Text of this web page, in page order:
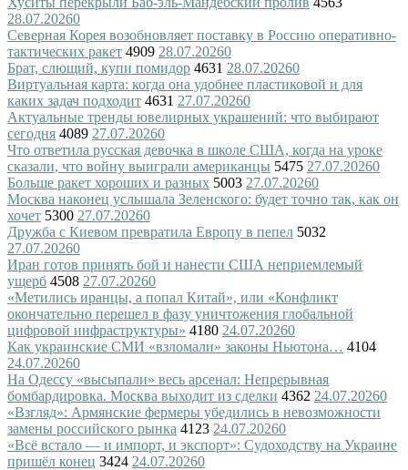
28.07.20260
Северная Корея возобновляет поставку в Россию оперативно-
тактических ракет 4909 28.07.20260
Брат, слющий, купи помидор 4631 28.07.20260
Виртуальная карта: когда она удобнее пластиковой и для
каких задач подходит 4631 27.07.20260
Актуальные тренды ювелирных украшений: что выбирают
сегодня 4089 27.07.20260
Что ответила русская девочка в школе США, когда на уроке
сказали, что войну выиграли американцы 5475 27.07.20260
Больше ракет хороших и разных 5003 27.07.20260
Москва наконец услышала Зеленского: будет точно так, как он
хочет 5300 27.07.20260
Дружба с Киевом превратила Европу в пепел 5032
27.07.20260
Иран готов принять бой и нанести США неприемлемый
ущерб 4508 27.07.20260
«Метились иранцы, а попал Китай», или «Конфликт
окончательно перешел в фазу уничтожения глобальной
цифровой инфраструктуры» 4180 24.07.20260
Как украинские СМИ «взломали» законы Ньютона… 4104
24.07.20260
На Одессу «высыпали» весь арсенал: Непрерывная
бомбардировка. Москва выходит из сделки 4362 24.07.20260
«Взгляд»: Армянские фермеры убедились в невозможности
замены российского рынка 4123 24.07.20260
«Всё встало — и импорт, и экспорт»: Судоходству на Украине
пришёл конец 3424 24.07.20260